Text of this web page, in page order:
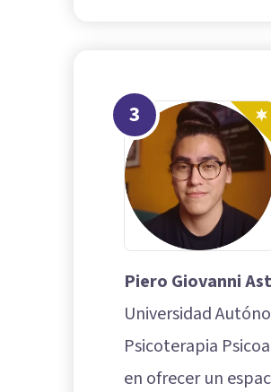
3
Piero Giovanni
Universidad
Psicoterapia
en ofrecer un